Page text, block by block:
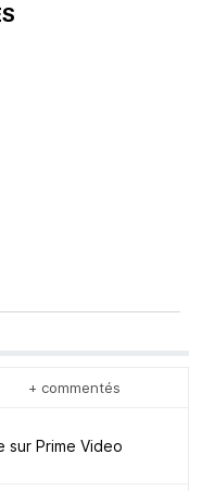
+ commentés
sur Prime Video